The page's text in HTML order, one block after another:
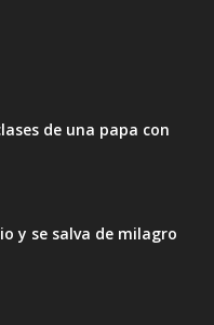
de una papa con
y se salva de milagro